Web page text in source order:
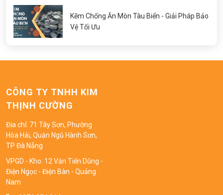
Kẽm Chống Ăn Mòn Tàu Biển - Giải Pháp Bảo
Vệ Tối Ưu
CÔNG TY TNHH KIM
THỊNH CƯỜNG
Địa chỉ: 71 Tây Sơn, Phường
Hòa Hải, Quận Ngũ Hành Sơn,
TP Đà Nẵng
VPGD - Kho: 12 Văn Tiến Dũng -
Điện Ngọc - Điện Bàn - Quảng
Nam